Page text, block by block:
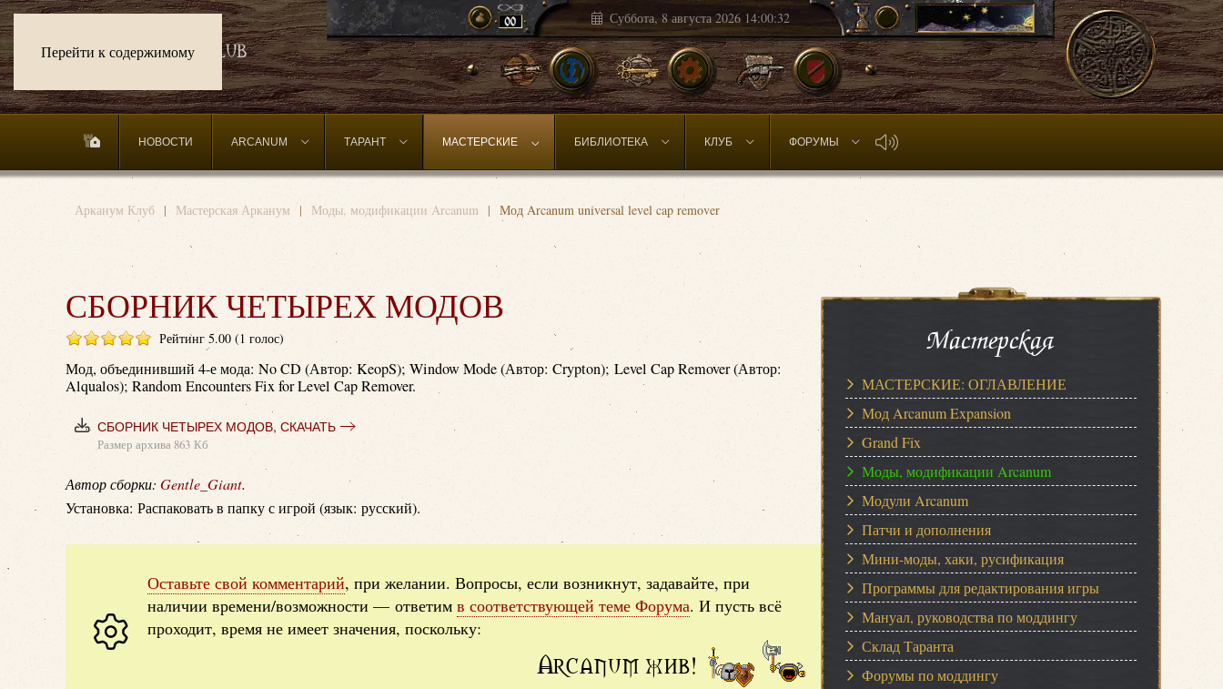
Перейти к содержимому
Суббота, 8 августа 2026 14:00:34
НОВОСТИ ARCANUM ТАРАНТ МАСТЕРСКИЕ БИБЛИОТЕКА КЛУБ ФОРУМЫ
Арканум Клуб Мастерская Арканум Моды, модификации Arcanum Мод Arcanum universal level cap remover
СБОРНИК ЧЕТЫРЕХ МОДОВ
Рейтинг 5.00 (1 голос)
Мод, объединивший 4-е мода: No CD (Автор: KeopS); Window Mode (Автор: Crypton); Level Cap Remover (Автор:
Alqualos); Random Encounters Fix for Level Cap Remover.
СБОРНИК ЧЕТЫРЕХ МОДОВ, СКАЧАТЬ
Размер архива 863 Кб
Автор сборки:Gentle_Giant.
Установка: Распаковать в папку с игрой (язык: русский).
Оставьте свой комментарий, при желании. Вопросы, если возникнут, задавайте, при
наличии времени/возможности — ответим в соответствующей теме Форума. И пусть всё
проходит, время не имеет значения, поскольку:
Arcanum жив!
Мастерская
МАСТЕРСКИЕ: ОГЛАВЛЕНИЕ
Мод Arcanum Expansion
Grand Fix
Моды, модификации Arcanum
Модули Arcanum
Патчи и дополнения
Мини-моды, хаки, русификация
Программы для редактирования игры
Мануал, руководства по моддингу
Склад Таранта
Форумы по моддингу